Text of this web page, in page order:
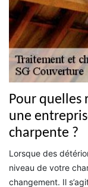
Pour quelles
une
charpente ?
Lorsque des
niveau de votre
changement. Il